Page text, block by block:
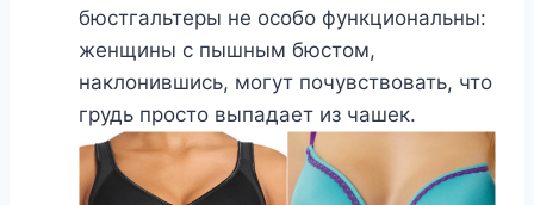
бюстгальтеры не особо функциональны:
женщины с пышным бюстом,
наклонившись, могут почувствовать, что
грудь просто выпадает из чашек.